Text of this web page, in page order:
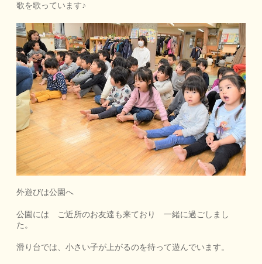
歌を歌っています♪
外遊びは公園へ
公園には ご近所のお友達も来ており 一緒に過ごしまし
た。
滑り台では、小さい子が上がるのを待って遊んでいます。